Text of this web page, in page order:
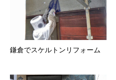
鎌倉でスケルトンリフォーム